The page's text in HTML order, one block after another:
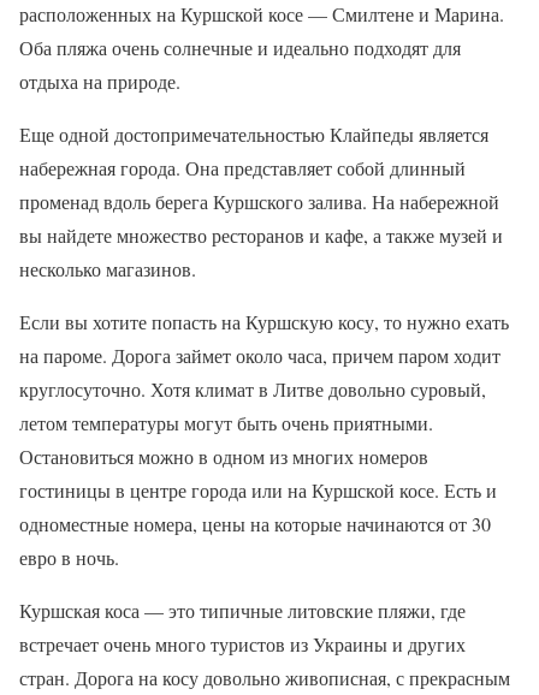
расположенных на Куршской косе — Смилтене и Марина.
Оба пляжа очень солнечные и идеально подходят для
отдыха на природе.
Еще одной достопримечательностью Клайпеды является
набережная города. Она представляет собой длинный
променад вдоль берега Куршского залива. На набережной
вы найдете множество ресторанов и кафе, а также музей и
несколько магазинов.
Если вы хотите попасть на Куршскую косу, то нужно ехать
на пароме. Дорога займет около часа, причем паром ходит
круглосуточно. Хотя климат в Литве довольно суровый,
летом температуры могут быть очень приятными.
Остановиться можно в одном из многих номеров
гостиницы в центре города или на Куршской косе. Есть и
одноместные номера, цены на которые начинаются от 30
евро в ночь.
Куршская коса — это типичные литовские пляжи, где
встречает очень много туристов из Украины и других
стран. Дорога на косу довольно живописная, с прекрасным